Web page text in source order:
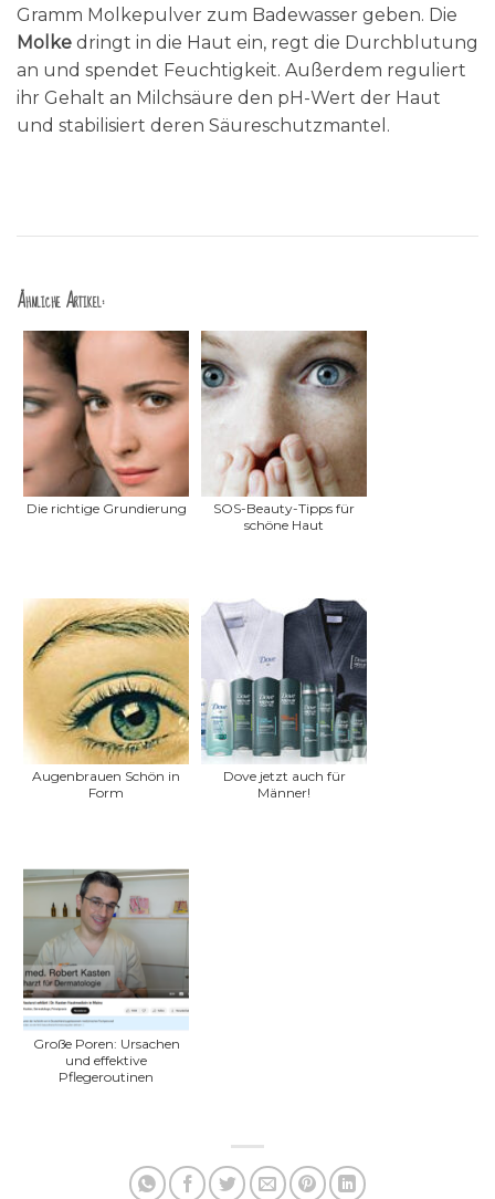
Gramm Molkepulver zum Badewasser geben. Die
Molke dringt in die Haut ein, regt die Durchblutung
an und spendet Feuchtigkeit. Außerdem reguliert
ihr Gehalt an Milchsäure den pH-Wert der Haut
und stabilisiert deren Säureschutzmantel.
Ähnliche Artikel:
Die richtige Grundierung
SOS-Beauty-Tipps für
schöne Haut
Augenbrauen Schön in
Form
Dove jetzt auch für
Männer!
Große Poren: Ursachen
und effektive
Pflegeroutinen